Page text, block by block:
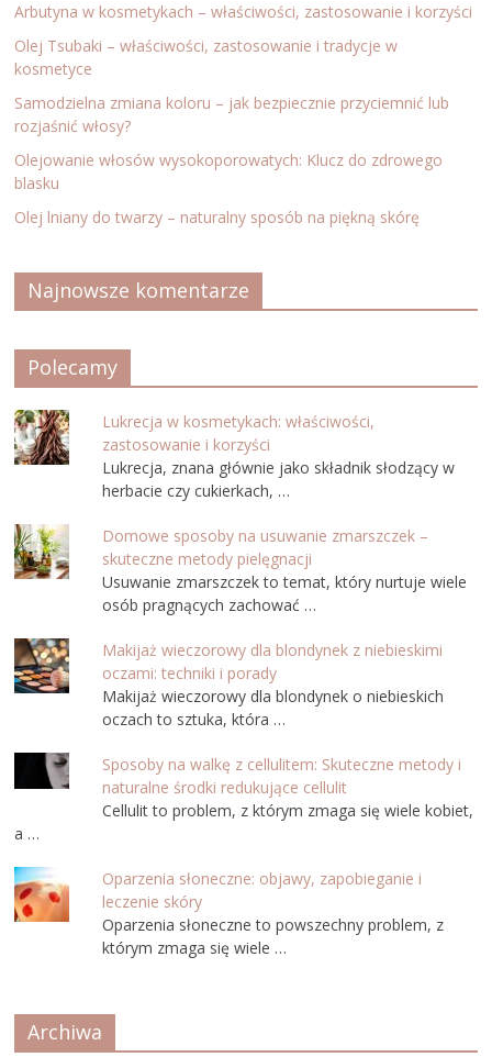
Arbutyna w kosmetykach – właściwości, zastosowanie i korzyści
Olej Tsubaki – właściwości, zastosowanie i tradycje w
kosmetyce
Samodzielna zmiana koloru – jak bezpiecznie przyciemnić lub
rozjaśnić włosy?
Olejowanie włosów wysokoporowatych: Klucz do zdrowego
blasku
Olej lniany do twarzy – naturalny sposób na piękną skórę
Najnowsze komentarze
Polecamy
Lukrecja w kosmetykach: właściwości,
zastosowanie i korzyści
Lukrecja, znana głównie jako składnik słodzący w
herbacie czy cukierkach, …
Domowe sposoby na usuwanie zmarszczek –
skuteczne metody pielęgnacji
Usuwanie zmarszczek to temat, który nurtuje wiele
osób pragnących zachować …
Makijaż wieczorowy dla blondynek z niebieskimi
oczami: techniki i porady
Makijaż wieczorowy dla blondynek o niebieskich
oczach to sztuka, która …
Sposoby na walkę z cellulitem: Skuteczne metody i
naturalne środki redukujące cellulit
Cellulit to problem, z którym zmaga się wiele kobiet,
a …
Oparzenia słoneczne: objawy, zapobieganie i
leczenie skóry
Oparzenia słoneczne to powszechny problem, z
którym zmaga się wiele …
Archiwa